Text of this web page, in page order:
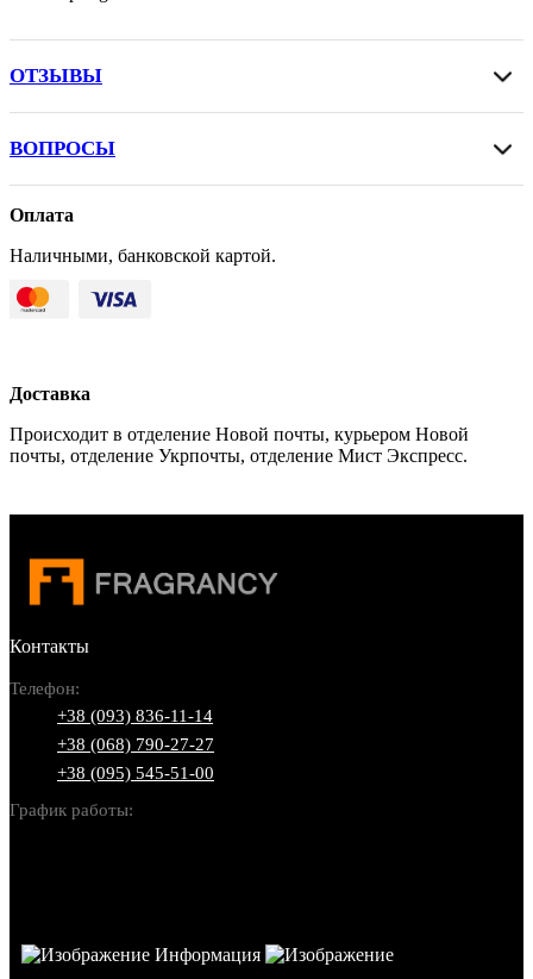
ОТЗЫВЫ
ВОПРОСЫ
Оплата
Наличными, банковской картой.
Доставка
Происходит в отделение Новой почты, курьером Новой
почты, отделение Укрпочты, отделение Мист Экспресс.
Контакты
Телефон:
+38 (093) 836-11-14
+38 (068) 790-27-27
+38 (095) 545-51-00
График работы:
Информация